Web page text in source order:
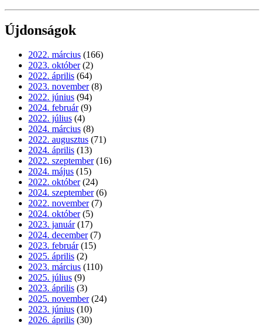
Újdonságok
2022. március (166)
2023. október (2)
2022. április (64)
2023. november (8)
2022. június (94)
2024. február (9)
2022. július (4)
2024. március (8)
2022. augusztus (71)
2024. április (13)
2022. szeptember (16)
2024. május (15)
2022. október (24)
2024. szeptember (6)
2022. november (7)
2024. október (5)
2023. január (17)
2024. december (7)
2023. február (15)
2025. április (2)
2023. március (110)
2025. július (9)
2023. április (3)
2025. november (24)
2023. június (10)
2026. április (30)